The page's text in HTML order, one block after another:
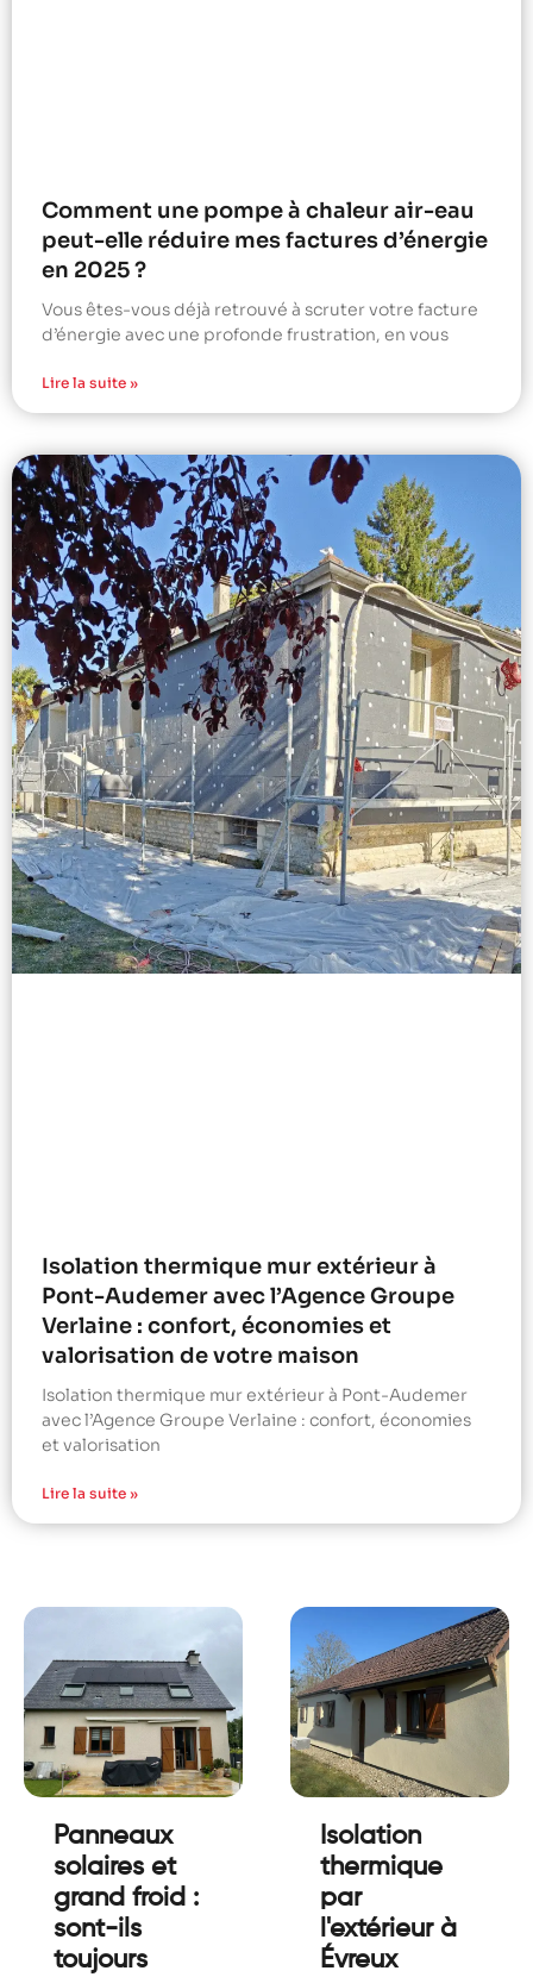
Comment une pompe à chaleur air-eau
peut-elle réduire mes factures d’énergie
en 2025 ?
Vous êtes-vous déjà retrouvé à scruter votre facture
d’énergie avec une profonde frustration, en vous
Lire la suite »
Isolation thermique mur extérieur à
Pont-Audemer avec l’Agence Groupe
Verlaine : confort, économies et
valorisation de votre maison
Isolation thermique mur extérieur à Pont-Audemer
avec l’Agence Groupe Verlaine : confort, économies
et valorisation
Lire la suite »
Panneaux
solaires et
grand froid :
sont-ils
toujours
Isolation
thermique
par
l'extérieur à
Évreux